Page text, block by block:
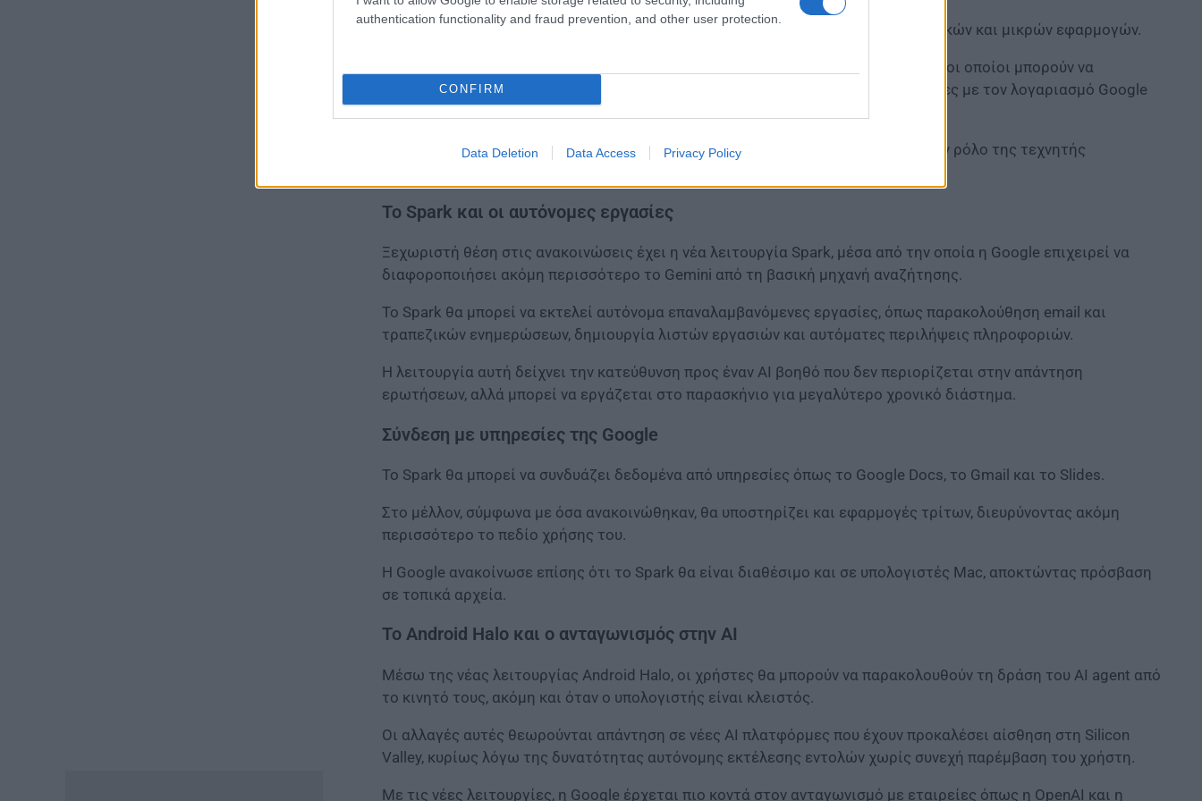
authentication functionality and fraud prevention, and other user protection.
CONFIRM
Data Deletion Data Access Privacy Policy
πενθήμερο, εξαήμερο και
Η Google παρουσίασε επίσης δυνατότητες δημιουργίας εξατομικευμένων γραφικών και μικρών εφαρμογών.
Μεταξύ των παραδειγμάτων που αναφέρονται περιλαμβάνονται fitness trackers, οι οποίοι μπορούν να
συνδυάζουν δεδομένα τοποθεσίας, καιρού και εφαρμογών που είναι συνδεδεμένες με τον λογαριασμό Google
Οι νέες λειτουργίες εντάσσονται στη στρατηγική της εταιρείας να ενισχύσει τον ρόλο της τεχνητής
Το Spark και οι αυτόνομες εργασίες
Ξεχωριστή θέση στις ανακοινώσεις έχει η νέα λειτουργία Spark, μέσα από την οποία η Google επιχειρεί να
διαφοροποιήσει ακόμη περισσότερο το Gemini από τη βασική μηχανή αναζήτησης.
Το Spark θα μπορεί να εκτελεί αυτόνομα επαναλαμβανόμενες εργασίες, όπως παρακολούθηση email και
τραπεζικών ενημερώσεων, δημιουργία λιστών εργασιών και αυτόματες περιλήψεις πληροφοριών.
Η λειτουργία αυτή δείχνει την κατεύθυνση προς έναν AI βοηθό που δεν περιορίζεται στην απάντηση
ερωτήσεων, αλλά μπορεί να εργάζεται στο παρασκήνιο για μεγαλύτερο χρονικό διάστημα.
Σύνδεση με υπηρεσίες της Google
Το Spark θα μπορεί να συνδυάζει δεδομένα από υπηρεσίες όπως το Google Docs, το Gmail και το Slides.
Στο μέλλον, σύμφωνα με όσα ανακοινώθηκαν, θα υποστηρίζει και εφαρμογές τρίτων, διευρύνοντας ακόμη
περισσότερο το πεδίο χρήσης του.
Η Google ανακοίνωσε επίσης ότι το Spark θα είναι διαθέσιμο και σε υπολογιστές Mac, αποκτώντας πρόσβαση
σε τοπικά αρχεία.
Το Android Halo και ο ανταγωνισμός στην AI
Μέσω της νέας λειτουργίας Android Halo, οι χρήστες θα μπορούν να παρακολουθούν τη δράση του AI agent από
το κινητό τους, ακόμη και όταν ο υπολογιστής είναι κλειστός.
Οι αλλαγές αυτές θεωρούνται απάντηση σε νέες AI πλατφόρμες που έχουν προκαλέσει αίσθηση στη Silicon
Valley, κυρίως λόγω της δυνατότητας αυτόνομης εκτέλεσης εντολών χωρίς συνεχή παρέμβαση του χρήστη.
Με τις νέες λειτουργίες, η Google έρχεται πιο κοντά στον ανταγωνισμό με εταιρείες όπως η OpenAI και η